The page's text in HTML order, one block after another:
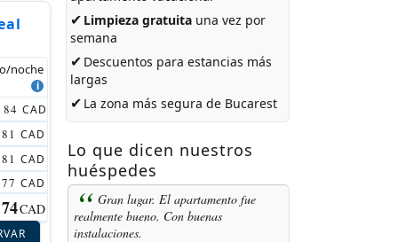
noche
84 CAD
81 CAD
81 CAD
77 CAD
74CAD
✔ Limpieza gratuita una vez por
semana
✔ Descuentos para estancias más
largas
✔ La zona más segura de Bucarest
Lo que dicen nuestros
huéspedes
Gran lugar. El apartamento fue
realmente bueno. Con buenas
instalaciones.